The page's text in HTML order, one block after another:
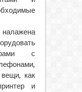
с
вещи, как
и